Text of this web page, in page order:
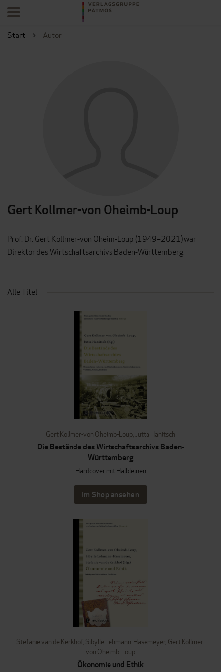
Start Autor
Gert Kollmer-von Oheimb-Loup
Prof. Dr. Gert Kollmer-von Oheim-Loup (1949–2021) war
Direktor des Wirtschaftsarchivs Baden-Württemberg.
Alle Titel
Gert Kollmer-von Oheimb-Loup, Jutta Hanitsch
Die Bestände des Wirtschaftsarchivs Baden-
Württemberg
Hardcover mit Halbleinen
Im Shop ansehen
Stefanie van de Kerkhof, Sibylle Lehmann-Hasemeyer, Gert Kollmer-
von Oheimb-Loup
Ökonomie und Ethik